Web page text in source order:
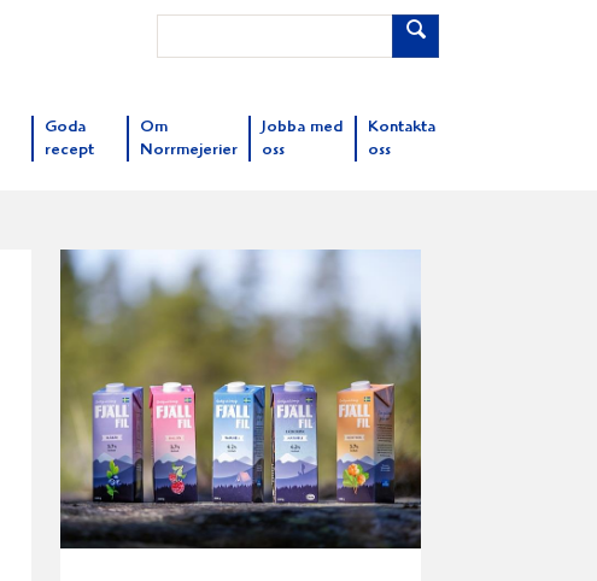
Goda
recept
Om
Norrmejerier
Jobba med
oss
Kontakta
oss